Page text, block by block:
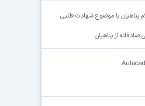
پناهیان با موضوع شهادت طلبی
از پناهیان